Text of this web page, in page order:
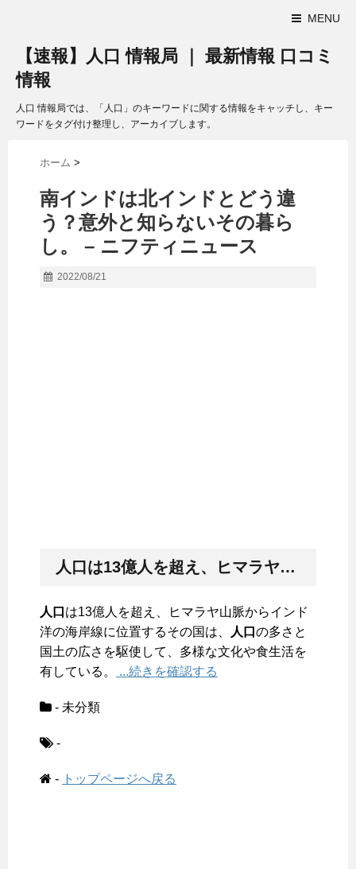
MENU
【速報】人口 情報局 ｜ 最新情報 口コミ
情報
人口 情報局では、「人口」のキーワードに関する情報をキャッチし、キー
ワードをタグ付け整理し、アーカイブします。
ホーム >
南インドは北インドとどう違
う？意外と知らないその暮ら
し。 – ニフティニュース
2022/08/21
人口 は13億人を超え、ヒマラヤ山脈からインド洋の海岸線に位置するその国は、
人口 は13億人を超え、ヒマラヤ山脈からインド
洋の海岸線に位置するその国は、
人口 の多さと
国土の広さを駆使して、多様な文化や食生活を
有している。
...続きを確認する
- 未分類
-
- トップページへ戻る